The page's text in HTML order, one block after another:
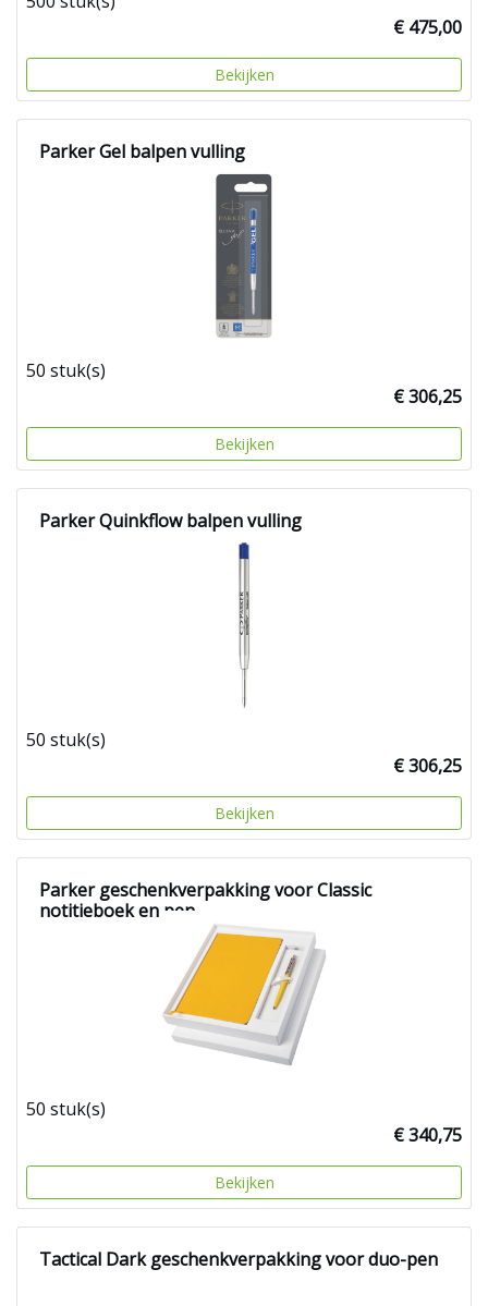
€ 475,00
Bekijken
Parker Gel balpen vulling
50 stuk(s)
€ 306,25
Bekijken
Parker Quinkflow balpen vulling
50 stuk(s)
€ 306,25
Bekijken
Parker geschenkverpakking voor Classic
notitieboek en pen
50 stuk(s)
€ 340,75
Bekijken
Tactical Dark geschenkverpakking voor duo-pen